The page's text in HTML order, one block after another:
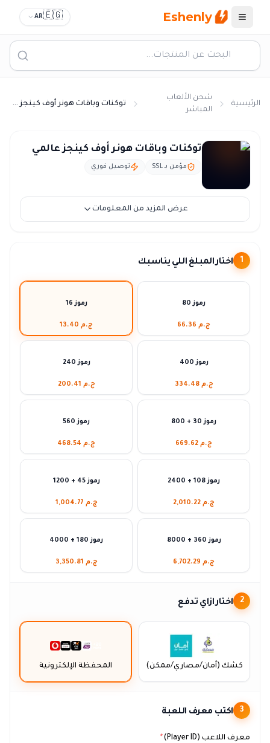
القائمة Eshenly
🇪🇬
AR
الرئيسية
شحن الألعاب
المباشر
توكنات وباقات هونر أوف كينجز عالمي
توكنات وباقات هونر أوف كينجز عالمي
مؤمن بـ SSL توصيل فوري
عرض المزيد من المعلومات
1 اختار المبلغ اللي يناسبك
16 رموز
ج.م 13.40
80 رموز
ج.م 66.36
240 رموز
ج.م 200.41
400 رموز
ج.م 334.48
560 رموز
ج.م 468.54
800 + 30 رموز
ج.م 669.62
1200 + 45 رموز
ج.م 1,004.77
2400 + 108 رموز
ج.م 2,010.22
4000 + 180 رموز
ج.م 3,350.81
8000 + 360 رموز
ج.م 6,702.29
2 اختار ازاي تدفع
المحفظة الإلكترونية كشك (أمان/مصاري/ممكن)
3 اكتب معرف اللعبة
معرف اللاعب (Player ID) *